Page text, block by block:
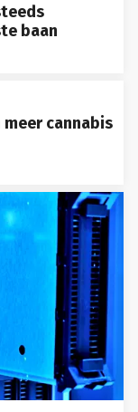
baan
cannabis